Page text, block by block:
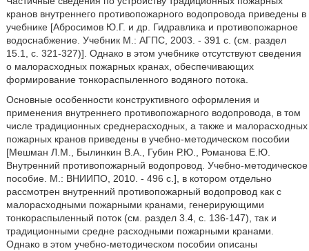
кранов внутреннего противопожарного водопровода приведены в
учебнике [Абросимов Ю.Г. и др. Гидравлика и противопожарное
водоснабжение. Учебник М.: АГПС, 2003. - 391 с. (см. раздел
15.1, с. 321-327)]. Однако в этом учебнике отсутствуют сведения
о малорасходных пожарных кранах, обеспечивающих
формирование тонкораспыленного водяного потока.
Основные особенности конструктивного оформления и
применения внутреннего противопожарного водопровода, в том
числе традиционных среднерасходных, а также и малорасходных
пожарных кранов приведены в учебно-методическом пособии
[Мешман Л.М., Былинкин В.А., Губин Р.Ю., Романова Е.Ю.
Внутренний противопожарный водопровод. Учебно-методическое
пособие. М.: ВНИИПО, 2010. - 496 с.], в котором отдельно
рассмотрен внутренний противопожарный водопровод как с
малорасходными пожарными кранами, генерирующими
тонкораспыленный поток (см. раздел 3.4, с. 136-147), так и
традиционными средне расходными пожарными кранами.
Однако в этом учебно-методическом пособии описаны